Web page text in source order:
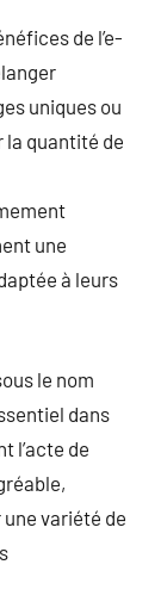
de l’e-
uniques ou
la quantité de
une
à leurs
le nom
dans
l’acte de
variété de